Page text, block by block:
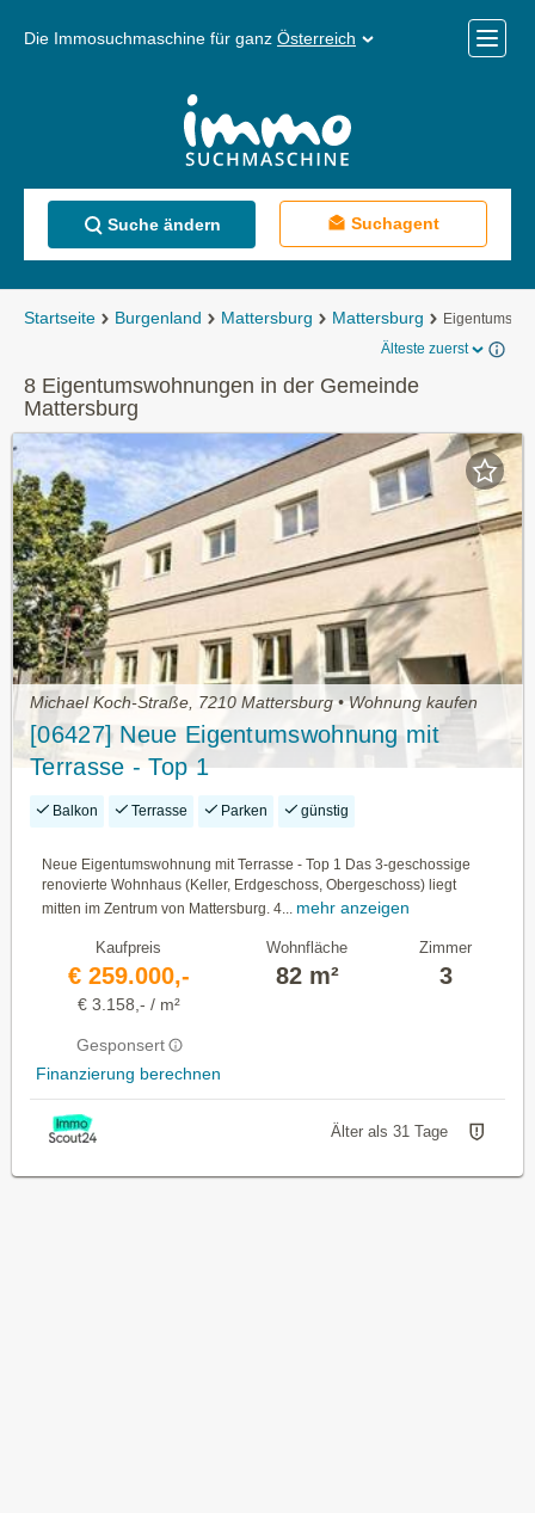
Die Immosuchmaschine für ganz Österreich
Menü
Suche ändern Suchagent
Startseite Burgenland Mattersburg Mattersburg
Älteste zuerst
8 Eigentumswohnungen in der Gemeinde
Mattersburg
Michael Koch-Straße, 7210 Mattersburg • Wohnung kaufen
[06427] Neue Eigentumswohnung mit
Terrasse - Top 1
Balkon Terrasse Parken günstig
Neue Eigentumswohnung mit Terrasse - Top 1 Das 3-geschossige
renovierte Wohnhaus (Keller, Erdgeschoss, Obergeschoss) liegt
mitten im Zentrum von Mattersburg. 4...
mehr anzeigen
Kaufpreis
€ 259.000,-
€ 3.158,- / m²
Gesponsert
Finanzierung berechnen
Wohnfläche
82 m²
Zimmer
3
Älter als 31 Tage